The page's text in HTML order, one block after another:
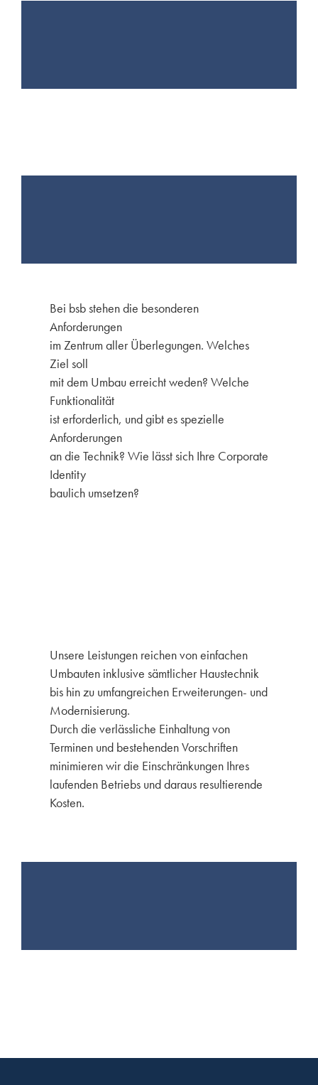
Bei bsb stehen die besonderen
Anforderungen
im Zentrum aller Überlegungen. Welches
Ziel soll
mit dem Umbau erreicht weden? Welche
Funktionalität
ist erforderlich, und gibt es spezielle
Anforderungen
an die Technik? Wie lässt sich Ihre Corporate
Identity
baulich umsetzen?
Unsere Leistungen reichen von einfachen
Umbauten inklusive sämtlicher Haustechnik
bis hin zu umfangreichen Erweiterungen- und
Modernisierung.
Durch die verlässliche Einhaltung von
Terminen und bestehenden Vorschriften
minimieren wir die Einschränkungen Ihres
laufenden Betriebs und daraus resultierende
Kosten.